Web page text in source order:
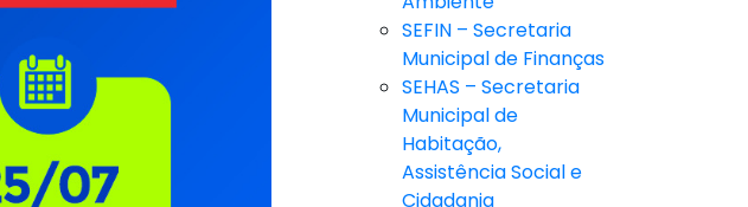
SEFIN – Secretaria
Municipal de Finanças
SEHAS – Secretaria
Municipal de
Habitação,
Assistência Social e
Cidadania